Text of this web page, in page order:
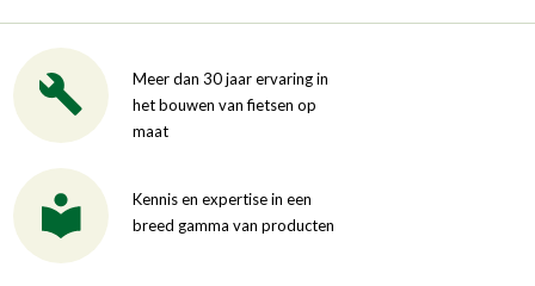
Meer dan 30 jaar ervaring in
het bouwen van fietsen op
maat
Kennis en expertise in een
breed gamma van producten